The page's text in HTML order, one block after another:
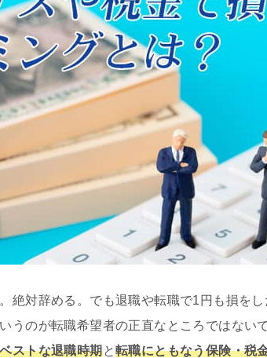
絶対辞める。でも退職や転職で1円も損を
うのが転職希望者の正直なところではない
ストな退職時期と転職にともなう保険・税